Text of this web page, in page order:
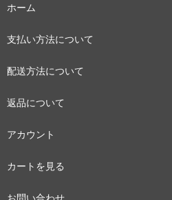
ホーム
支払い方法について
配送方法について
返品について
アカウント
カートを見る
お問い合わせ